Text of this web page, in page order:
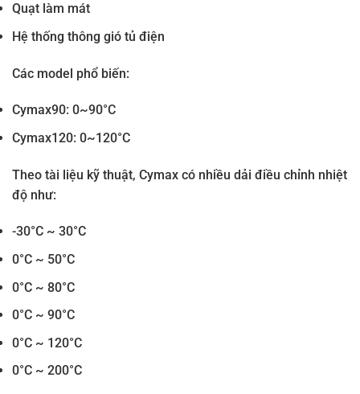
Quạt làm mát
Hệ thống thông gió tủ điện
Các model phổ biến:
Cymax90: 0~90°C
Cymax120: 0~120°C
Theo tài liệu kỹ thuật, Cymax có nhiều dải điều chỉnh nhiệt
độ như:
-30°C ~ 30°C
0°C ~ 50°C
0°C ~ 80°C
0°C ~ 90°C
0°C ~ 120°C
0°C ~ 200°C